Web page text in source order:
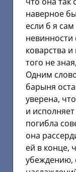
наверное
если б я
невинности
коварства
того не
Одним
барыня
уверена,
и
погибла
она
ей в конце,
убеждению,